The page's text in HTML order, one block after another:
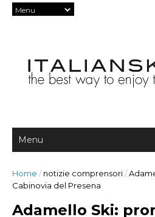
Home / notizie comprensori/
Cabinovia del Presena
Adamello Ski: